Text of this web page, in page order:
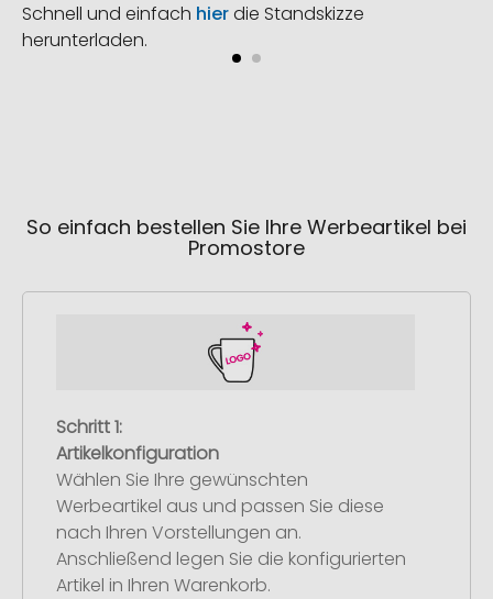
Schnell und einfach hierdie Standskizze
herunterladen.
So einfach bestellen Sie Ihre Werbeartikel bei
Promostore
Schritt 1:
Artikelkonfiguration
Wählen Sie Ihre gewünschten
Werbeartikel aus und passen Sie diese
nach Ihren Vorstellungen an.
Anschließend legen Sie die konfigurierten
Artikel in Ihren Warenkorb.